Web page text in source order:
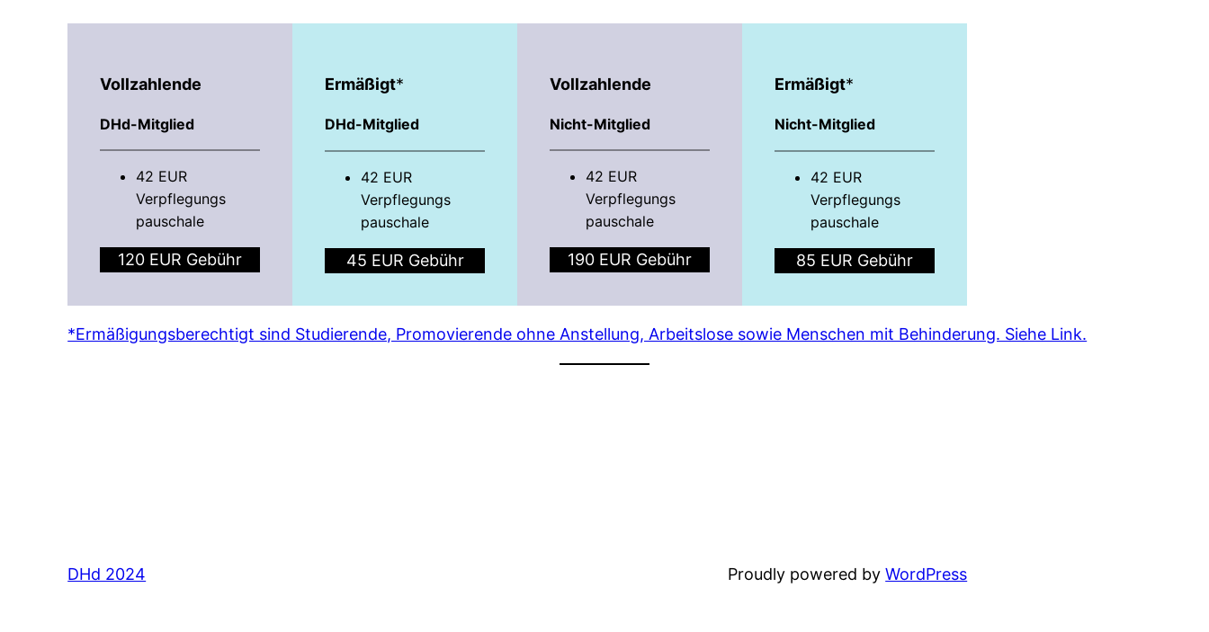
Vollzahlende
DHd-Mitglied
42 EUR
Verpflegungs­
pauschale
120 EUR Gebühr
Ermäßigt*
DHd-Mitglied
42 EUR
Verpflegungs­
pauschale
45 EUR Gebühr
Vollzahlende
Nicht-Mitglied
42 EUR
Verpflegungs­
pauschale
190 EUR Gebühr
Ermäßigt*
Nicht-Mitglied
42 EUR
Verpflegungs­
pauschale
85 EUR Gebühr
*Ermäßigungsberechtigt sind Studierende, Promovierende ohne Anstellung, Arbeitslose sowie Menschen mit Behinderung. Siehe Link.
DHd 2024 Proudly powered byWordPress